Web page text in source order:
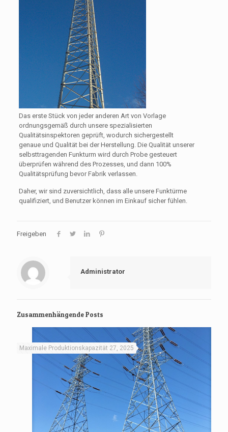
Das erste Stück von jeder anderen Art von Vorlage
ordnungsgemäß durch unsere spezialisierten
Qualitätsinspektoren geprüft, wodurch sichergestellt
genaue und Qualität bei der Herstellung. Die Qualität unserer
selbsttragenden Funkturm wird durch Probe gesteuert
überprüfen während des Prozesses, und dann 100%
Qualitätsprüfung bevor Fabrik verlassen.
Daher, wir sind zuversichtlich, dass alle unsere Funktürme
qualifiziert, und Benutzer können im Einkauf sicher fühlen.
Freigeben
Administrator
Zusammenhängende Posts
Maximale Produktionskapazität 27, 2025